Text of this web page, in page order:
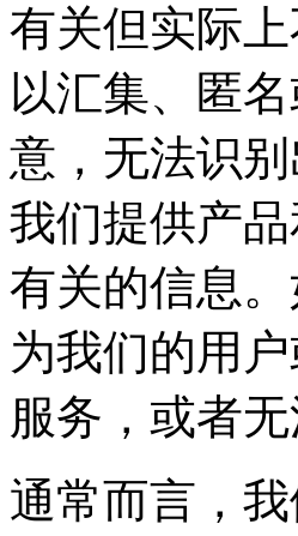
有关但实际
以汇集、匿
意，无法识
我们提供产
有关的信息
为我们的用
服务，或者
通常而言，